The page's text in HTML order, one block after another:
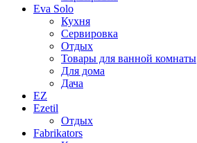
Eva Solo
Кухня
Сервировка
Отдых
Товары для ванной комнаты
Для дома
Дача
EZ
Ezetil
Отдых
Fabrikators